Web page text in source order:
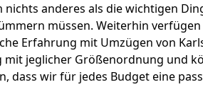
nichts anderes als die wichtigen
müssen. Weiterhin
Erfahrung mit Umzügen von
mit jeglicher Größenordnung und
dass wir für jedes Budget eine